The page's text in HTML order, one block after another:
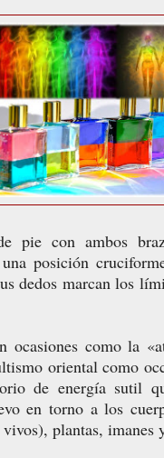
pie con ambos
posición
dedos marcan los
ocasiones como la
oriental como
de energía sutil
en torno a los
plantas, imanes